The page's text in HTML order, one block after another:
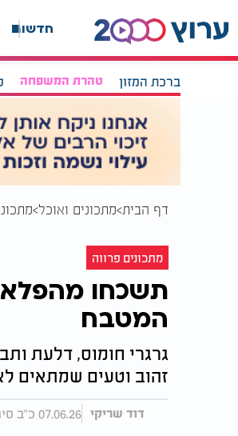
חדשות
ברכת המזון טהרת המשפחה
דף הבית מתכונים ואוכל
מתכונים פרווה
תשכחו
המטבח
גרגרי חומוס, דלעת
זהוב וטעים שמתאים
דוד שריקי 07.06.26 כ"ב סיון התשפ"ו